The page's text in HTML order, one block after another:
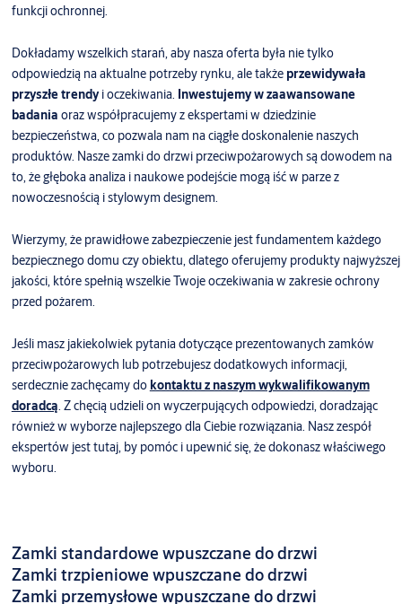
funkcji ochronnej.
Dokładamy wszelkich starań, aby nasza oferta była nie tylko
odpowiedzią na aktualne potrzeby rynku, ale także przewidywała
przyszłe trendyi oczekiwania. Inwestujemy w zaawansowane
badania oraz współpracujemy z ekspertami w dziedzinie
bezpieczeństwa, co pozwala nam na ciągłe doskonalenie naszych
produktów. Nasze zamki do drzwi przeciwpożarowych są dowodem na
to, że głęboka analiza i naukowe podejście mogą iść w parze z
nowoczesnością i stylowym designem.
Wierzymy, że prawidłowe zabezpieczenie jest fundamentem każdego
bezpiecznego domu czy obiektu, dlatego oferujemy produkty najwyższej
jakości, które spełnią wszelkie Twoje oczekiwania w zakresie ochrony
przed pożarem.
Jeśli masz jakiekolwiek pytania dotyczące prezentowanych zamków
przeciwpożarowych lub potrzebujesz dodatkowych informacji,
serdecznie zachęcamy do kontaktu z naszym wykwalifikowanym
doradcą. Z chęcią udzieli on wyczerpujących odpowiedzi, doradzając
również w wyborze najlepszego dla Ciebie rozwiązania. Nasz zespół
ekspertów jest tutaj, by pomóc i upewnić się, że dokonasz właściwego
wyboru.
Zamki standardowe wpuszczane do drzwi
Zamki trzpieniowe wpuszczane do drzwi
Zamki przemysłowe wpuszczane do drzwi